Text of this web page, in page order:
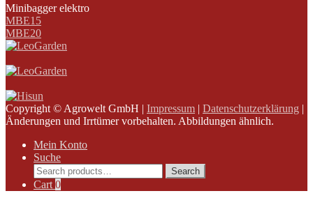
Minibagger elektro
MBE15
MBE20
Copyright © Agrowelt GmbH | Impressum | Datenschutzerklärung |
Änderungen und Irrtümer vorbehalten. Abbildungen ähnlich.
Mein Konto
Suche
Search
for:
Search
Cart 0